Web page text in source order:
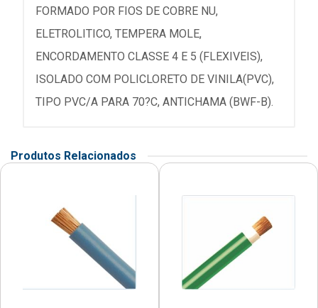
FORMADO POR FIOS DE COBRE NU,
ELETROLITICO, TEMPERA MOLE,
ENCORDAMENTO CLASSE 4 E 5 (FLEXIVEIS),
ISOLADO COM POLICLORETO DE VINILA(PVC),
TIPO PVC/A PARA 70?C, ANTICHAMA (BWF-B).
Produtos Relacionados